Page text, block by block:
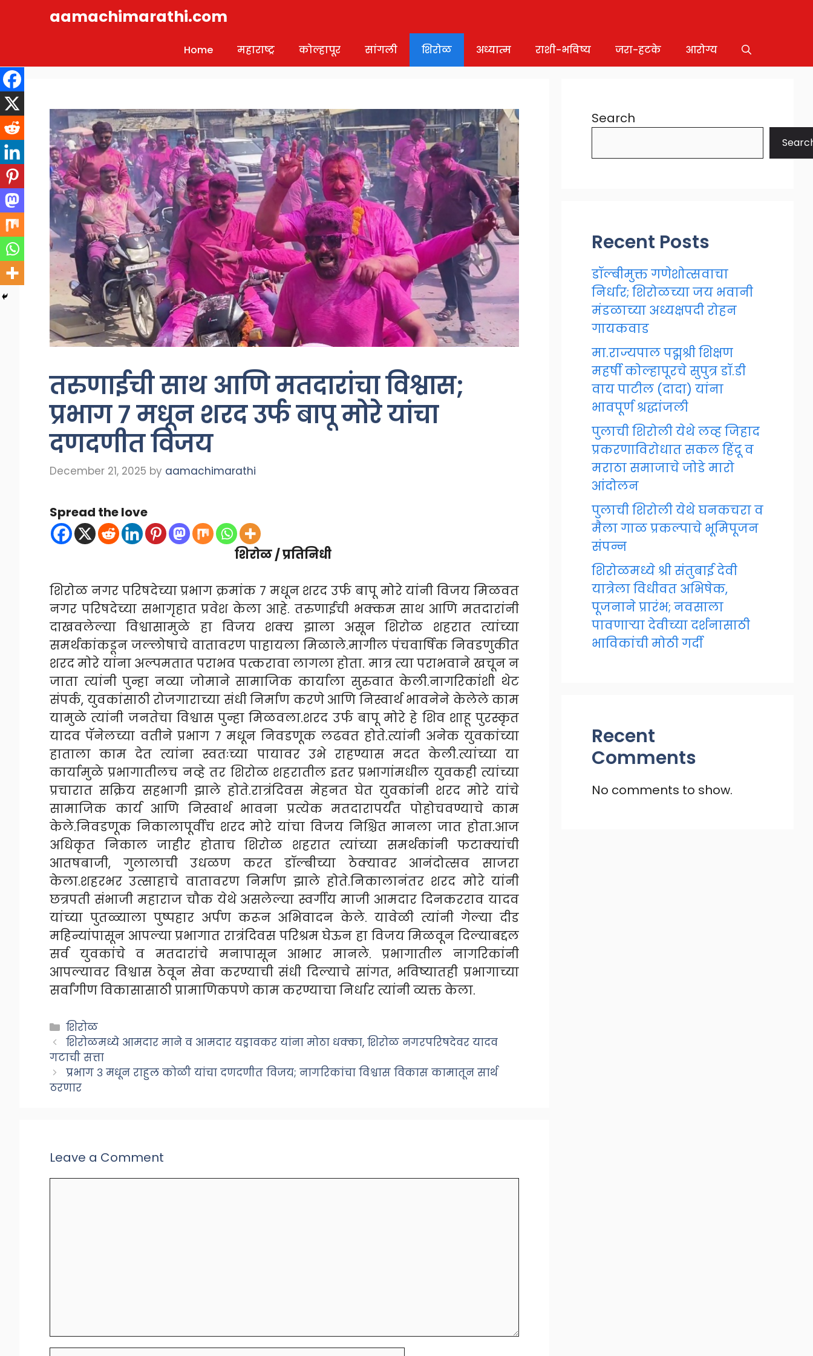
aamachimarathi.com
Home महाराष्ट्र कोल्हापूर सांगली शिरोळ अध्यात्म राशी-भविष्य जरा-हटके आरोग्य
तरुणाईची साथ आणि मतदारांचा विश्वास;
प्रभाग ७ मधून शरद उर्फ बापू मोरे यांचा
दणदणीत विजय
December 21, 2025 by aamachimarathi
Spread the love
शिरोळ / प्रतिनिधी
शिरोळ नगर परिषदेच्या प्रभाग क्रमांक ७ मधून शरद उर्फ बापू मोरे यांनी विजय मिळवत
नगर परिषदेच्या सभागृहात प्रवेश केला आहे. तरुणाईची भक्कम साथ आणि मतदारांनी
दाखवलेल्या विश्वासामुळे हा विजय शक्य झाला असून शिरोळ शहरात त्यांच्या
समर्थकांकडून जल्लोषाचे वातावरण पाहायला मिळाले.मागील पंचवार्षिक निवडणुकीत
शरद मोरे यांना अल्पमतात पराभव पत्करावा लागला होता. मात्र त्या पराभवाने खचून न
जाता त्यांनी पुन्हा नव्या जोमाने सामाजिक कार्याला सुरुवात केली.नागरिकांशी थेट
संपर्क, युवकांसाठी रोजगाराच्या संधी निर्माण करणे आणि निस्वार्थ भावनेने केलेले काम
यामुळे त्यांनी जनतेचा विश्वास पुन्हा मिळवला.शरद उर्फ बापू मोरे हे शिव शाहू पुरस्कृत
यादव पॅनेलच्या वतीने प्रभाग ७ मधून निवडणूक लढवत होते.त्यांनी अनेक युवकांच्या
हाताला काम देत त्यांना स्वतःच्या पायावर उभे राहण्यास मदत केली.त्यांच्या या
कार्यामुळे प्रभागातीलच नव्हे तर शिरोळ शहरातील इतर प्रभागांमधील युवकही त्यांच्या
प्रचारात सक्रिय सहभागी झाले होते.रात्रंदिवस मेहनत घेत युवकांनी शरद मोरे यांचे
सामाजिक कार्य आणि निस्वार्थ भावना प्रत्येक मतदारापर्यंत पोहोचवण्याचे काम
केले.निवडणूक निकालापूर्वीच शरद मोरे यांचा विजय निश्चित मानला जात होता.आज
अधिकृत निकाल जाहीर होताच शिरोळ शहरात त्यांच्या समर्थकांनी फटाक्यांची
आतषबाजी, गुलालाची उधळण करत डॉल्बीच्या ठेक्यावर आनंदोत्सव साजरा
केला.शहरभर उत्साहाचे वातावरण निर्माण झाले होते.निकालानंतर शरद मोरे यांनी
छत्रपती संभाजी महाराज चौक येथे असलेल्या स्वर्गीय माजी आमदार दिनकरराव यादव
यांच्या पुतळ्याला पुष्पहार अर्पण करून अभिवादन केले. यावेळी त्यांनी गेल्या दीड
महिन्यांपासून आपल्या प्रभागात रात्रंदिवस परिश्रम घेऊन हा विजय मिळवून दिल्याबद्दल
सर्व युवकांचे व मतदारांचे मनापासून आभार मानले. प्रभागातील नागरिकांनी
आपल्यावर विश्वास ठेवून सेवा करण्याची संधी दिल्याचे सांगत, भविष्यातही प्रभागाच्या
सर्वांगीण विकासासाठी प्रामाणिकपणे काम करण्याचा निर्धार त्यांनी व्यक्त केला.
Categories
शिरोळ
शिरोळमध्ये आमदार माने व आमदार यड्रावकर यांना मोठा धक्का, शिरोळ नगरपरिषदेवर यादव
गटाची सत्ता
प्रभाग ३ मधून राहुल कोळी यांचा दणदणीत विजय; नागरिकांचा विश्वास विकास कामातून सार्थ
ठरणार
Leave a Comment
Search
Recent Posts
डॉल्बीमुक्त गणेशोत्सवाचा
निर्धार; शिरोळच्या जय भवानी
मंडळाच्या अध्यक्षपदी रोहन
गायकवाड
मा.राज्यपाल पद्मश्री शिक्षण
महर्षी कोल्हापूरचे सुपुत्र डॉ.डी
वाय पाटील (दादा) यांना
भावपूर्ण श्रद्धांजली
पुलाची शिरोली येथे लव्ह जिहाद
प्रकरणाविरोधात सकल हिंदू व
मराठा समाजाचे जोडे मारो
आंदोलन
पुलाची शिरोली येथे घनकचरा व
मैला गाळ प्रकल्पाचे भूमिपूजन
संपन्न
शिरोळमध्ये श्री संतुबाई देवी
यात्रेला विधीवत अभिषेक,
पूजनाने प्रारंभ; नवसाला
पावणाऱ्या देवीच्या दर्शनासाठी
भाविकांची मोठी गर्दी
Recent
Comments
No comments to show.